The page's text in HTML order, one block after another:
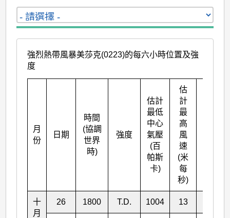
強烈熱帶風暴美莎克(0223)的每六小時位置及強
度
月
份
日期
時間
(協調
世界
時)
強度
估計
最低
中心
氣壓
(百
帕斯
卡)
估
計
最
高
風
速
(米
每
秒)
十
月
26 1800 T.D. 1004 13